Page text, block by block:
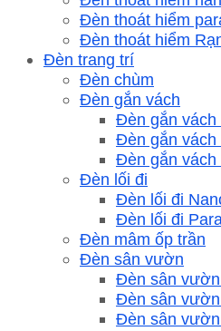
Đèn thoát hiểm
Đèn thoát hiểm
Đèn trang trí
Đèn chùm
Đèn gắn vách
Đèn gắn vách
Đèn gắn vách
Đèn gắn vách
Đèn lối đi
Đèn lối đi
Đèn lối đi
Đèn mâm ốp trần
Đèn sân vườn
Đèn sân
Đèn sân
Đèn sân